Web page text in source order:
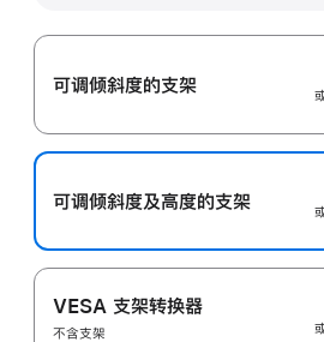
可调倾斜度的支架
可调倾斜度及高‍度的支‍架
VESA 支架转换器
不含支架